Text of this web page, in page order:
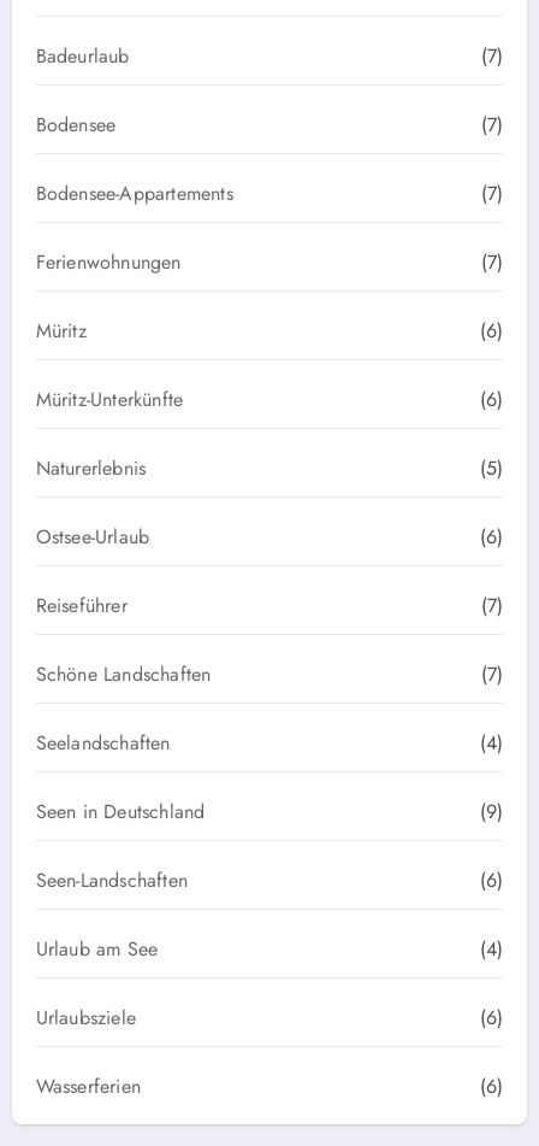
Badeurlaub (7)
Bodensee (7)
Bodensee-Appartements (7)
Ferienwohnungen (7)
Müritz (6)
Müritz-Unterkünfte (6)
Naturerlebnis (5)
Ostsee-Urlaub (6)
Reiseführer (7)
Schöne Landschaften (7)
Seelandschaften (4)
Seen in Deutschland (9)
Seen-Landschaften (6)
Urlaub am See (4)
Urlaubsziele (6)
Wasserferien (6)